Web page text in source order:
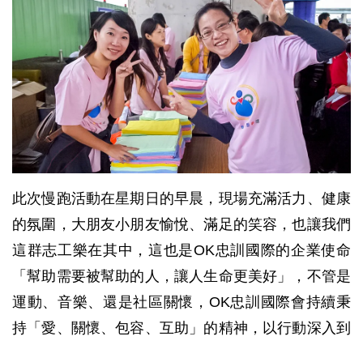
此次慢跑活動在星期日的早晨，現場充滿活力、健康
的氛圍，大朋友小朋友愉悅、滿足的笑容，也讓我們
這群志工樂在其中，這也是OK忠訓國際的企業使命
「幫助需要被幫助的人，讓人生命更美好」，不管是
運動、音樂、還是社區關懷，OK忠訓國際會持續秉
持「愛、關懷、包容、互助」的精神，以行動深入到